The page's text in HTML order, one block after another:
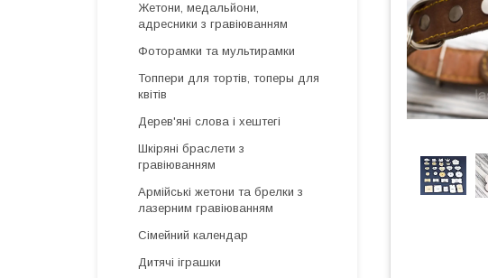
Жетони, медальйони,
адресники з гравіюванням
Фоторамки та мультирамки
Топпери для тортів, топеры для
квітів
Дерев'яні слова і хештегі
Шкіряні браслети з
гравіюванням
Армійські жетони та брелки з
лазерним гравіюванням
Сімейний календар
Дитячі іграшки